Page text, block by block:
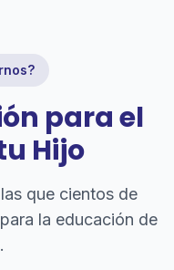
para el
Hijo
que cientos de
la educación de